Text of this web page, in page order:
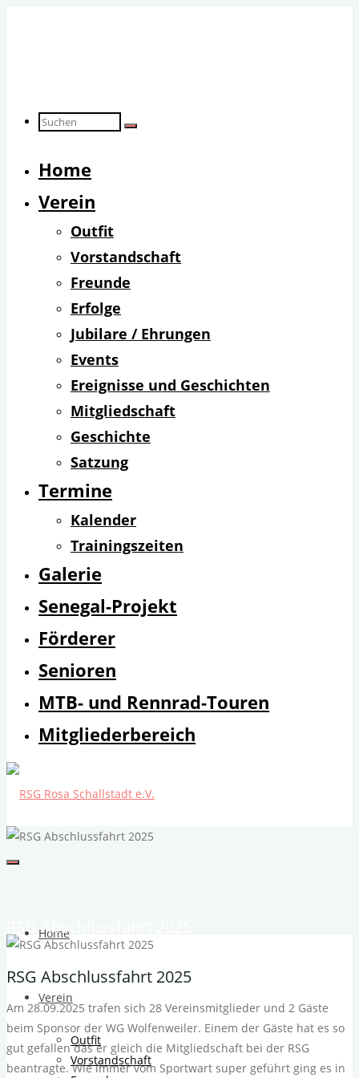
Suchen
Suchen
nach:
Suchen
Home
Verein
Outfit
Vorstandschaft
Freunde
Erfolge
Jubilare / Ehrungen
Events
Ereignisse und Geschichten
Mitgliedschaft
Geschichte
Satzung
Termine
Kalender
Trainingszeiten
Galerie
Senegal-Projekt
Förderer
Senioren
MTB- und Rennrad-Touren
Mitgliederbereich
Home
Verein
Outfit
Vorstandschaft
RSG Abschlussfahrt 2025
RSG Abschlussfahrt 2025
Am 28.09.2025 trafen sich 28 Vereinsmitglieder und 2 Gäste
beim Sponsor der WG Wolfenweiler. Einem der Gäste hat es so
gut gefallen das er gleich die Mitgliedschaft bei der RSG
beantragte. Wie immer vom Sportwart super geführt ging es in